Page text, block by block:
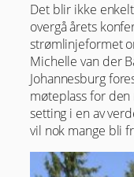
Det blir ikke
overgå årets
strømlinjeformet
Michelle van der
Johannesburg
møteplass for
setting i en av
vil nok mange bli